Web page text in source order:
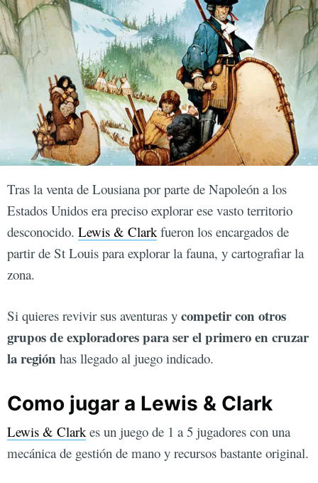
Tras la venta de Lousiana por parte de Napoleón a los
Estados Unidos era preciso explorar ese vasto territorio
desconocido. Lewis & Clark fueron los encargados de
partir de St Louis para explorar la fauna, y cartografiar la
zona.
Si quieres revivir sus aventuras y competir con otros
grupos de exploradores para ser el primero en cruzar
la región has llegado al juego indicado.
Como jugar a Lewis & Clark
Lewis & Clarkes un juego de 1 a 5 jugadores con una
mecánica de gestión de mano y recursos bastante original.